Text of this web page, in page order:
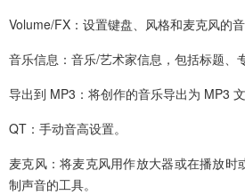
Volume/FX：设置键盘、风格和麦克风的音
音乐信息：音乐/艺术家信息，包括标题、
导出到 MP3：将创作的音乐导出为 MP3 文
QT：手动音高设置。
麦克风：将麦克风用作放大器或在播放时
制声音的工具。